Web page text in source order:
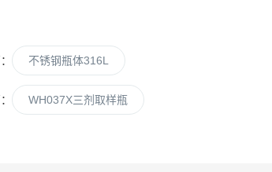
不锈钢瓶体316L
WH037X三剂取样瓶